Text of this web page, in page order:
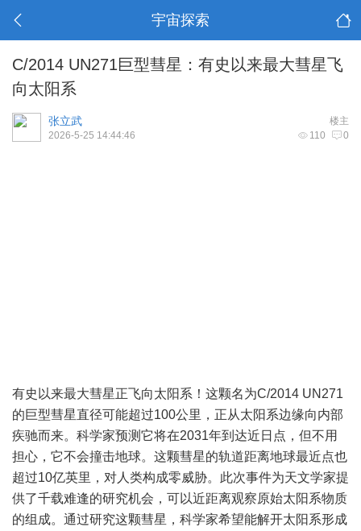
宇宙探索
C/2014 UN271巨型彗星：有史以来最大彗星飞
向太阳系
楼主
张立武
110 0
2026-5-25 14:44:46
有史以来最大彗星正飞向太阳系！这颗名为C/2014 UN271
的巨型彗星直径可能超过100公里，正从太阳系边缘向内部
疾驰而来。科学家预测它将在2031年到达近日点，但不用
担心，它不会撞击地球。这颗彗星的轨道距离地球最近点也
超过10亿英里，对人类构成零威胁。此次事件为天文学家提
供了千载难逢的研究机会，可以近距离观察原始太阳系物质
的组成。通过研究这颗彗星，科学家希望能解开太阳系形成